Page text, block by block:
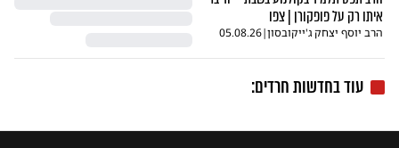
איתו רק על פופקורן | צפו
הרב יוסף יצחק ג'ייקובסון|
05.08.26
עוד בחדשות חרדים: